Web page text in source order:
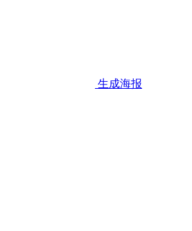
生成海报